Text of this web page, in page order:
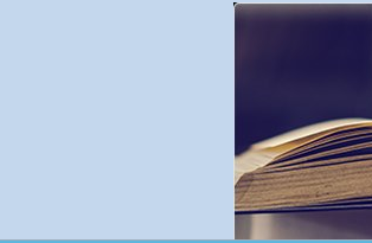
UZAD Home